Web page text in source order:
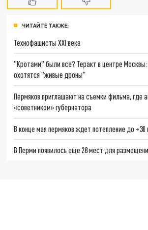
ЧИТАЙТЕ ТАКЖЕ:
Технофашисты XXI века
"Кротами" были все? Теракт в центре Москвы:
охотятся "живые дроны"
Пермяков приглашают на съемки фильма, где
«советником» губернатора
В конце мая пермяков ждет потепление до +30
В Перми появилось еще 28 мест для